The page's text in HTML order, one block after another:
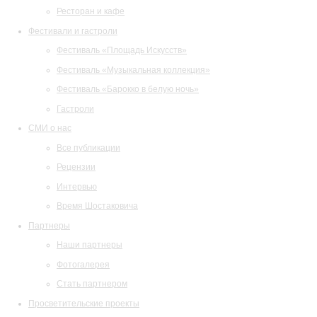
Ресторан и кафе
Фестивали и гастроли
Фестиваль «Площадь Искусств»
Фестиваль «Музыкальная коллекция»
Фестиваль «Барокко в белую ночь»
Гастроли
СМИ о нас
Все публикации
Рецензии
Интервью
Время Шостаковича
Партнеры
Наши партнеры
Фотогалерея
Стать партнером
Просветительские проекты